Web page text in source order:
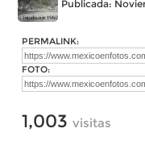
Publicada:
PERMALINK:
FOTO:
1,003 visitas